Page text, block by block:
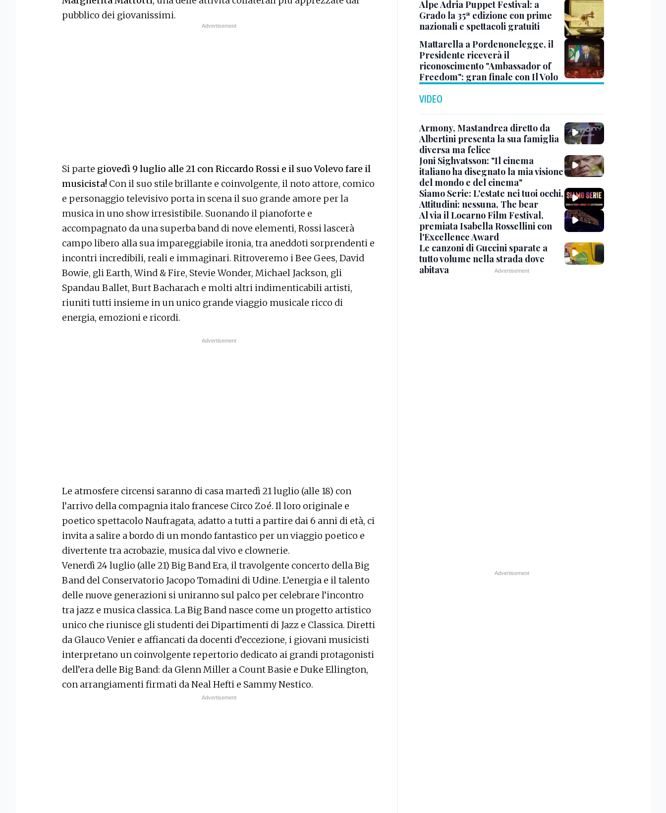
pubblico dei giovanissimi.
Si parte giovedì 9 luglio alle 21 con Riccardo Rossi e il suo Volevo fare il
musicista! Con il suo stile brillante e coinvolgente, il noto attore, comico
e personaggio televisivo porta in scena il suo grande amore per la
musica in uno show irresistibile. Suonando il pianoforte e
accompagnato da una superba band di nove elementi, Rossi lascerà
campo libero alla sua impareggiabile ironia, tra aneddoti sorprendenti e
incontri incredibili, reali e immaginari. Ritroveremo i Bee Gees, David
Bowie, gli Earth, Wind & Fire, Stevie Wonder, Michael Jackson, gli
Spandau Ballet, Burt Bacharach e molti altri indimenticabili artisti,
riuniti tutti insieme in un unico grande viaggio musicale ricco di
energia, emozioni e ricordi.
Le atmosfere circensi saranno di casa martedì 21 luglio (alle 18) con
l’arrivo della compagnia italo francese Circo Zoé. Il loro originale e
poetico spettacolo Naufragata, adatto a tutti a partire dai 6 anni di età, ci
invita a salire a bordo di un mondo fantastico per un viaggio poetico e
divertente tra acrobazie, musica dal vivo e clownerie.
Venerdì 24 luglio (alle 21) Big Band Era, il travolgente concerto della Big
Band del Conservatorio Jacopo Tomadini di Udine. L’energia e il talento
delle nuove generazioni si uniranno sul palco per celebrare l’incontro
tra jazz e musica classica. La Big Band nasce come un progetto artistico
unico che riunisce gli studenti dei Dipartimenti di Jazz e Classica. Diretti
da Glauco Venier e affiancati da docenti d’eccezione, i giovani musicisti
interpretano un coinvolgente repertorio dedicato ai grandi protagonisti
dell’era delle Big Band: da Glenn Miller a Count Basie e Duke Ellington,
con arrangiamenti firmati da Neal Hefti e Sammy Nestico.
Alpe Adria Puppet Festival: a
Grado la 35ª edizione con prime
nazionali e spettacoli gratuiti
Mattarella a Pordenonelegge, il
Presidente riceverà il
riconoscimento "Ambassador of
Freedom": gran finale con Il Volo
VIDEO
Armony, Mastandrea diretto da
Albertini presenta la sua famiglia
diversa ma felice
Joni Sighvatsson: "Il cinema
italiano ha disegnato la mia visione
del mondo e del cinema"
Siamo Serie: L'estate nei tuoi occhi,
Attitudini: nessuna, The bear
Al via il Locarno Film Festival,
premiata Isabella Rossellini con
l'Excellence Award
Le canzoni di Guccini sparate a
tutto volume nella strada dove
abitava